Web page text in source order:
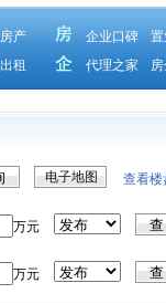
产
租
企业口碑
置
代理之家
电子地图 查看楼
万元
万元